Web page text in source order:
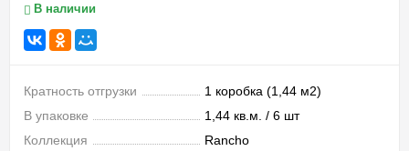
В наличии
Кратность отгрузки
1 коробка (1,44 м2)
В упаковке
1,44 кв.м. / 6 шт
Коллекция
Rancho